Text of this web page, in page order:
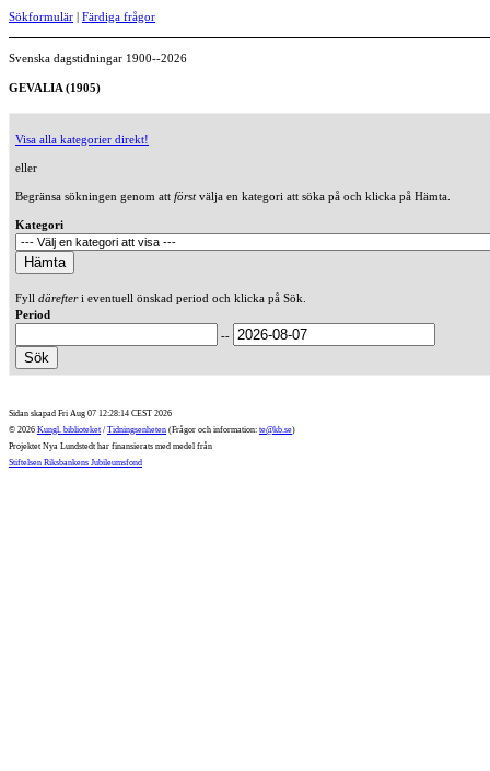
Sökformulär | Färdiga frågor
Svenska dagstidningar 1900--2026
GEVALIA (1905)
Visa alla kategorier direkt!
eller
Begränsa sökningen genom att förstvälja en kategori att söka på och klicka på Hämta.
Kategori
Fyll därefteri eventuell önskad period och klicka på Sök.
Period
--
Sidan skapad Fri Aug 07 12:28:14 CEST 2026
© 2026 Kungl. biblioteket / Tidningsenheten (Frågor och information: te@kb.se)
Projektet Nya Lundstedt har finansierats med medel från
Stiftelsen Riksbankens Jubileumsfond